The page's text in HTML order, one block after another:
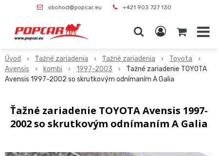
obchod@popcar.eu +421 903 727 130
Úvod Ťažné zariadenia Ťažné zariadenia
Toyota
Avensis
kombi 1997-2003
Ťažné zariadenie TOYOTA
Avensis 1997-2002 so skrutkovým odnímaním A Galia
Ťažné zariadenie TOYOTA Avensis 1997-
2002 so skrutkovým odnímaním A Galia